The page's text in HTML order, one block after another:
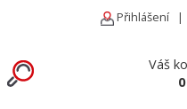
Přihlášení |
Váš